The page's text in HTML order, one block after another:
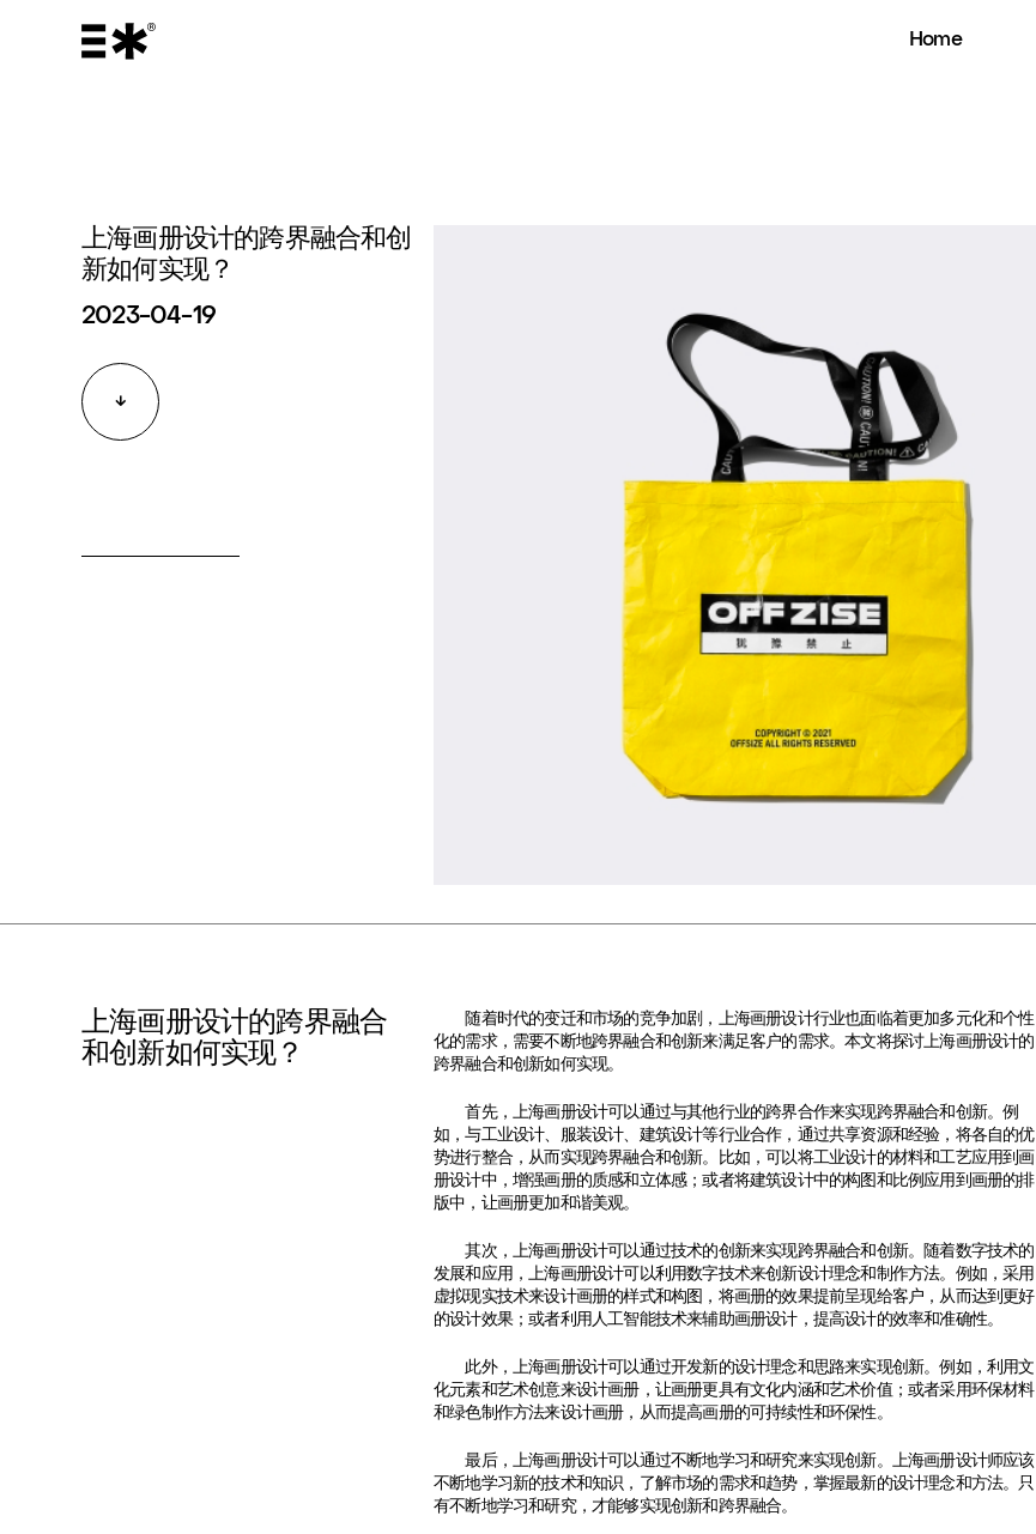
Home
上海画册设计的跨界融合和创
新如何实现？
2023-04-19
上海画册设计的跨界融合
和创新如何实现？
随着时代的变迁和市场的竞争加剧，上海画册设计行业也面临着更加多元化和个性
化的需求，需要不断地跨界融合和创新来满足客户的需求。本文将探讨上海画册设计的
跨界融合和创新如何实现。
首先，上海画册设计可以通过与其他行业的跨界合作来实现跨界融合和创新。例
如，与工业设计、服装设计、建筑设计等行业合作，通过共享资源和经验，将各自的优
势进行整合，从而实现跨界融合和创新。比如，可以将工业设计的材料和工艺应用到画
册设计中，增强画册的质感和立体感；或者将建筑设计中的构图和比例应用到画册的排
版中，让画册更加和谐美观。
其次，上海画册设计可以通过技术的创新来实现跨界融合和创新。随着数字技术的
发展和应用，上海画册设计可以利用数字技术来创新设计理念和制作方法。例如，采用
虚拟现实技术来设计画册的样式和构图，将画册的效果提前呈现给客户，从而达到更好
的设计效果；或者利用人工智能技术来辅助画册设计，提高设计的效率和准确性。
此外，上海画册设计可以通过开发新的设计理念和思路来实现创新。例如，利用文
化元素和艺术创意来设计画册，让画册更具有文化内涵和艺术价值；或者采用环保材料
和绿色制作方法来设计画册，从而提高画册的可持续性和环保性。
最后，上海画册设计可以通过不断地学习和研究来实现创新。上海画册设计师应该
不断地学习新的技术和知识，了解市场的需求和趋势，掌握最新的设计理念和方法。只
有不断地学习和研究，才能够实现创新和跨界融合。